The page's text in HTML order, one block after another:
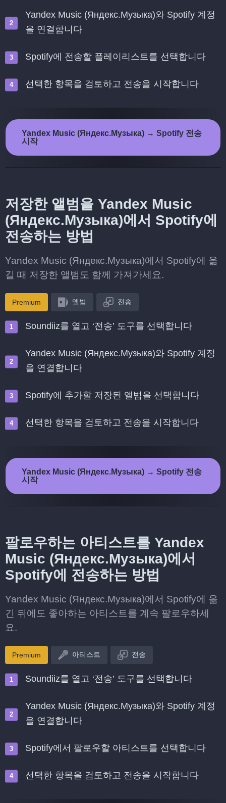
Yandex Music (Яндекс.Музыка)와 Spotify 계정
을 연결합니다
Spotify에 전송할 플레이리스트를 선택합니다
선택한 항목을 검토하고 전송을 시작합니다
Yandex Music (Яндекс.Музыка) → Spotify 전송
시작
저장한 앨범을 Yandex Music
(Яндекс.Музыка)에서 Spotify에
전송하는 방법
Yandex Music (Яндекс.Музыка)에서 Spotify에 옮
길 때 저장한 앨범도 함께 가져가세요.
Premium 앨범 전송
Soundiiz를 열고 ‘전송’ 도구를 선택합니다
Yandex Music (Яндекс.Музыка)와 Spotify 계정
을 연결합니다
Spotify에 추가할 저장된 앨범을 선택합니다
선택한 항목을 검토하고 전송을 시작합니다
Yandex Music (Яндекс.Музыка) → Spotify 전송
시작
팔로우하는 아티스트를 Yandex
Music (Яндекс.Музыка)에서
Spotify에 전송하는 방법
Yandex Music (Яндекс.Музыка)에서 Spotify에 옮
긴 뒤에도 좋아하는 아티스트를 계속 팔로우하세
요.
Premium 아티스트 전송
Soundiiz를 열고 ‘전송’ 도구를 선택합니다
Yandex Music (Яндекс.Музыка)와 Spotify 계정
을 연결합니다
Spotify에서 팔로우할 아티스트를 선택합니다
선택한 항목을 검토하고 전송을 시작합니다